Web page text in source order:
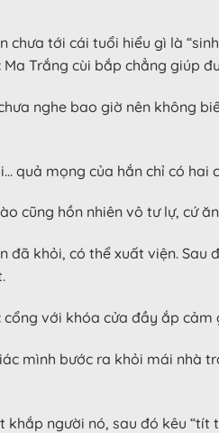
tới cái tuổi hiểu gì là
Trắng cùi bắp chẳng giúp
nghe bao giờ nên không
mọng của hắn chỉ có hai
cũng hồn nhiên vô tư lự, cứ
khỏi, có thể xuất viện.
với khóa cửa đầy ắp
mình bước ra khỏi mái nhà
người nó, sau đó kêu “tít